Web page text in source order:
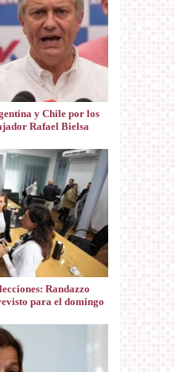
y Chile por los
Rafael Bielsa
Randazzo
para el domingo